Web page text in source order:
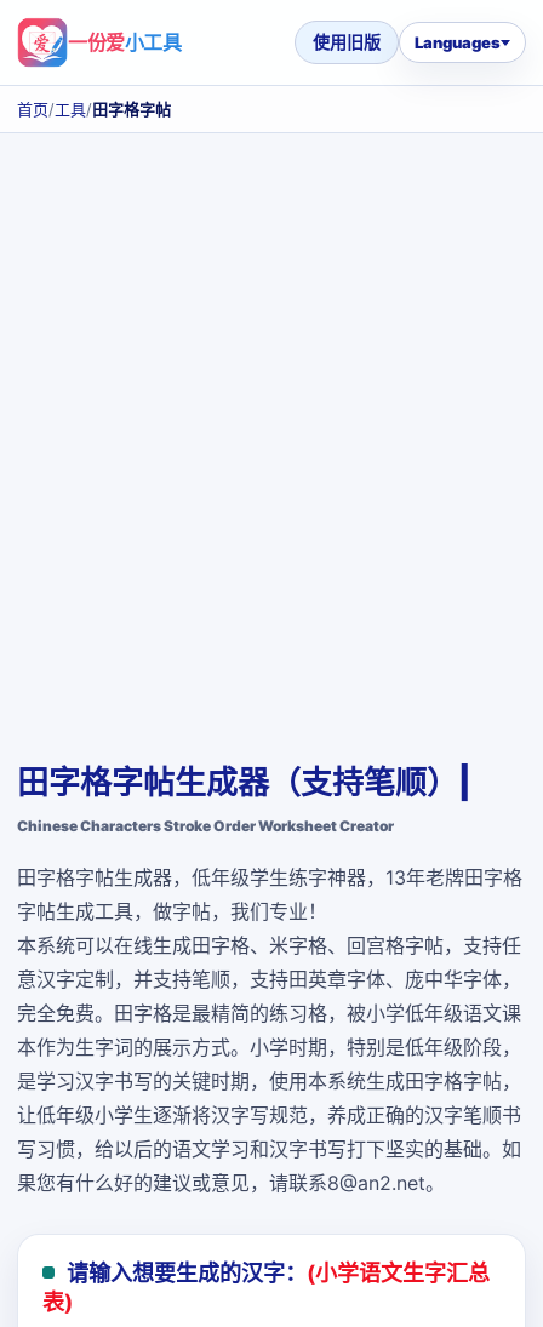
一份爱小工具 使用旧版 Languages
首页/工具/田字格字帖
田字格字帖生成器（支持笔顺）|
Chinese Characters Stroke Order Worksheet Creator
田字格字帖生成器，低年级学生练字神器，13年老牌田字格
字帖生成工具，做字帖，我们专业！
本系统可以在线生成田字格、米字格、回宫格字帖，支持任
意汉字定制，并支持笔顺，支持田英章字体、庞中华字体，
完全免费。田字格是最精简的练习格，被小学低年级语文课
本作为生字词的展示方式。小学时期，特别是低年级阶段，
是学习汉字书写的关键时期，使用本系统生成田字格字帖，
让低年级小学生逐渐将汉字写规范，养成正确的汉字笔顺书
写习惯，给以后的语文学习和汉字书写打下坚实的基础。如
果您有什么好的建议或意见，请联系8@an2.net。
请输入想要生成的汉字： (小学语文生字汇总
表)